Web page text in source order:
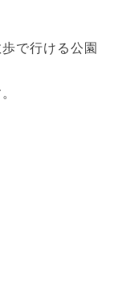
で行ける公園